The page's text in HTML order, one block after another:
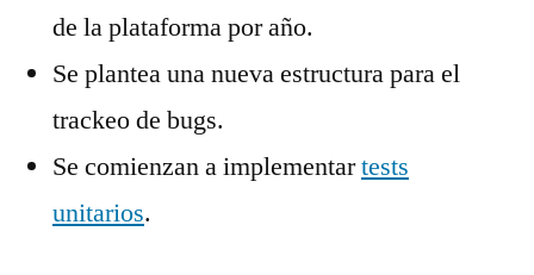
de la plataforma por año.
Se plantea una nueva estructura para el
trackeo de bugs.
Se comienzan a implementartests
unitarios.